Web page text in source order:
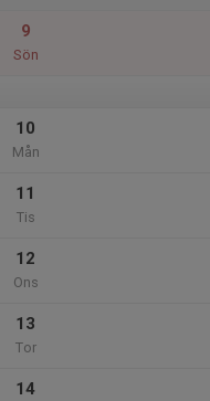
9
Sön
10
Mån
11
Tis
12
Ons
13
Tor
14